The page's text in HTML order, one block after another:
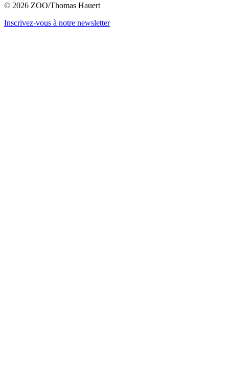
© 2026 ZOO/Thomas Hauert
Inscrivez-vous à notre newsletter